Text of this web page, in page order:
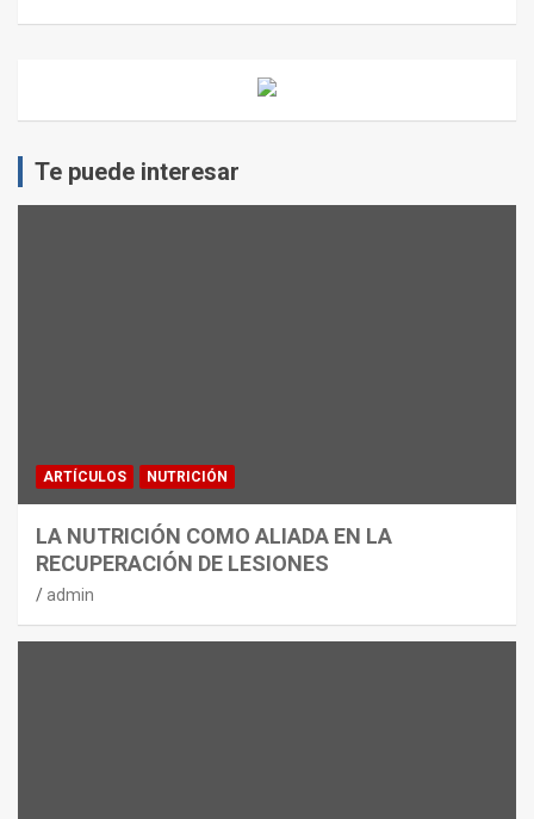
Te puede interesar
ARTÍCULOS NUTRICIÓN
LA NUTRICIÓN COMO ALIADA EN LA
RECUPERACIÓN DE LESIONES
admin